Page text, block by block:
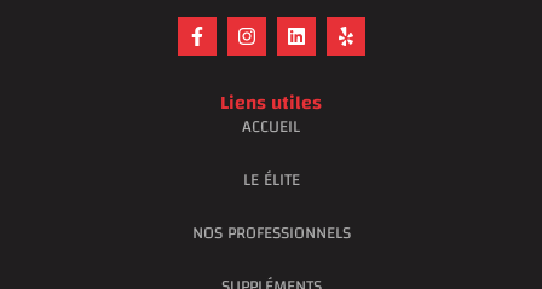
Liens utiles
ACCUEIL
LE ÉLITE
NOS PROFESSIONNELS